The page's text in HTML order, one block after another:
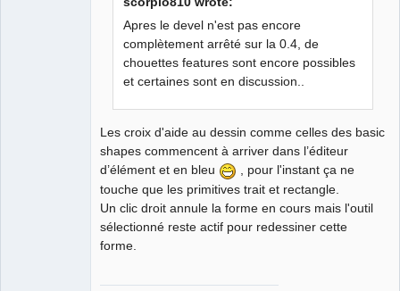
Apres le devel n'est pas encore
complètement arrêté sur la 0.4, de
chouettes features sont encore possibles
et certaines sont en discussion..
Les croix d'aide au dessin comme celles des basic
shapes commencent à arriver dans l’éditeur
d’élément et en bleu
, pour l'instant ça ne
touche que les primitives trait et rectangle.
Un clic droit annule la forme en cours mais l'outil
sélectionné reste actif pour redessiner cette
forme.